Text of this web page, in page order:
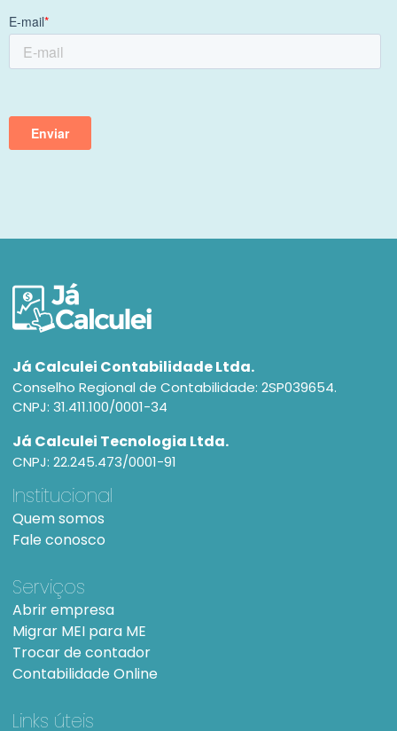
Já Calculei Contabilidade Ltda.
Conselho Regional de Contabilidade: 2SP039654.
CNPJ: 31.411.100/0001-34
Já Calculei Tecnologia Ltda.
CNPJ: 22.245.473/0001-91
Institucional
Quem somos
Fale conosco
Serviços
Abrir empresa
Migrar MEI para ME
Trocar de contador
Contabilidade Online
Links úteis